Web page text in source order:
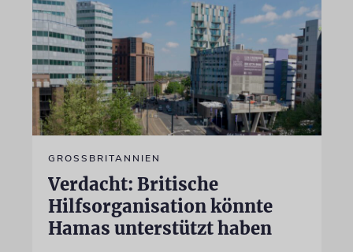
GROSSBRITANNIEN
Verdacht: Britische
Hilfsorganisation könnte
Hamas unterstützt haben